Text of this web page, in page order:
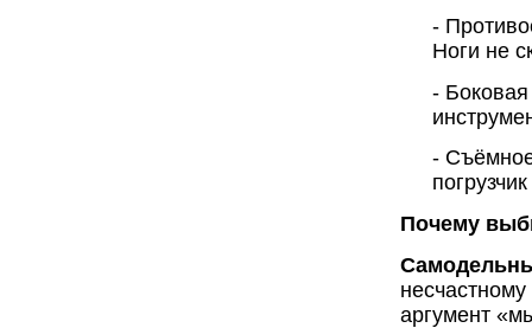
-
Ноги не
-
-
Почему
аргумент